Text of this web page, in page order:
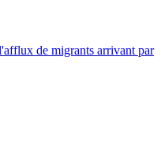
de migrants arrivant par